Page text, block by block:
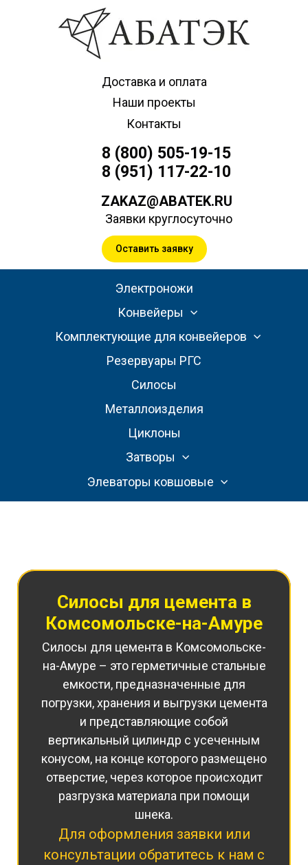
Доставка и оплата
Наши проекты
Контакты
8 (800) 505-19-15
8 (951) 117-22-10
ZAKAZ@ABATEK.RU
Заявки круглосуточно
Оставить заявку
Электроножи
Конвейеры
Комплектующие для конвейеров
Резервуары РГС
Силосы
Металлоизделия
Циклоны
Затворы
Элеваторы ковшовые
Силосы для цемента в
Комсомольске-на-Амуре
Силосы для цемента в Комсомольске-
на-Амуре – это герметичные стальные
емкости, предназначенные для
погрузки, хранения и выгрузки цемента
и представляющие собой
вертикальный цилиндр с усеченным
конусом, на конце которого размещено
отверстие, через которое происходит
разгрузка материала при помощи
шнека.
Для оформления заявки или
консультации обратитесь к нам с